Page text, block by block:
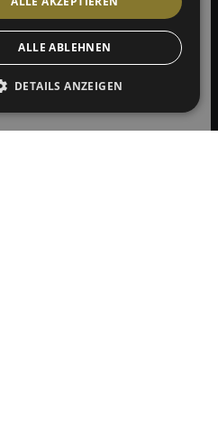
ALLE ABLEHNEN
DETAILS ANZEIGEN